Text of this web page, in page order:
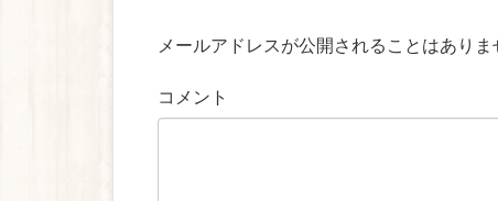
メールアドレスが公開されることはありま
コメント